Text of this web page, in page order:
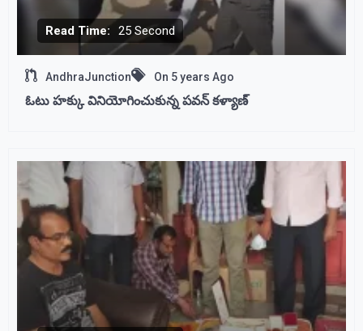
Read Time: 25 Second
AndhraJunction On 5 years Ago
ఓటు హక్కు వినియోగించుకున్న పవన్ కళ్యాణ్